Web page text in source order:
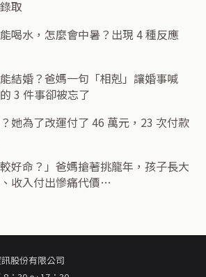
取
喝水，怎麼會中暑？出現 4 種反應
結婚？爸媽一句「相剋」讓婚事喊
3 件事卻被忘了
她為了改運付了 46 萬元，23 次付款
較好命？」爸媽搶著挑龍年，孩子長大
收入付出慘痛代價…
股份有限公司